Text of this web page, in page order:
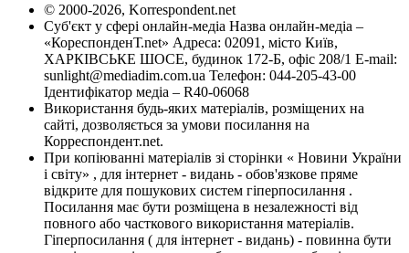
© 2000-2026, Korrespondent.net
Суб'єкт у сфері онлайн-медіа Назва онлайн-медіа –
«КореспонденТ.net» Адреса: 02091, місто Київ,
ХАРКІВСЬКЕ ШОСЕ, будинок 172-Б, офіс 208/1 E-mail:
sunlight@mediadim.com.ua Телефон: 044-205-43-00
Ідентифікатор медіа – R40-06068
Використання будь-яких матеріалів, розміщених на
сайті, дозволяється за умови посилання на
Корреспондент.net.
При копіюванні матеріалів зі сторінки « Новини України
і світу» , для інтернет - видань - обов'язкове пряме
відкрите для пошукових систем гіперпосилання .
Посилання має бути розміщена в незалежності від
повного або часткового використання матеріалів.
Гіперпосилання ( для інтернет - видань) - повинна бути